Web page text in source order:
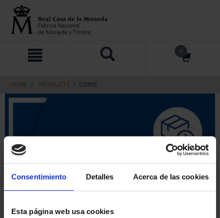
Consentimiento Detalles Acerca de las cookies
Esta página web usa cookies
navigation
0
HOME PRODUCTS COINS